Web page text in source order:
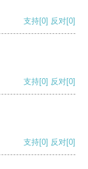
支持[0] 反对[0]
支持[0] 反对[0]
支持[0] 反对[0]